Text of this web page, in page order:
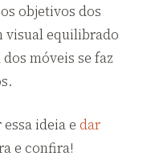
objetivos dos
visual equilibrado
móveis se faz
ideia e dar
e confira!